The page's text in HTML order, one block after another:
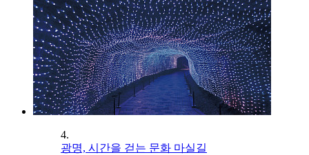
4.
광명, 시간을 걷는 문화 마실길